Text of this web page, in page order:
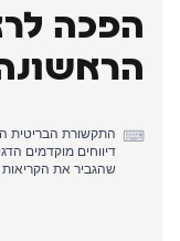
זכתה לתשומת לב
הפכה
⌨ התקשורת הבריטית
דיווחים מוקדמים
שהגביר את
ניסה לשכור טרולים